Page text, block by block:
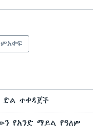
ድል ተቀዳጀች
የአንድ ማይል የዓለም